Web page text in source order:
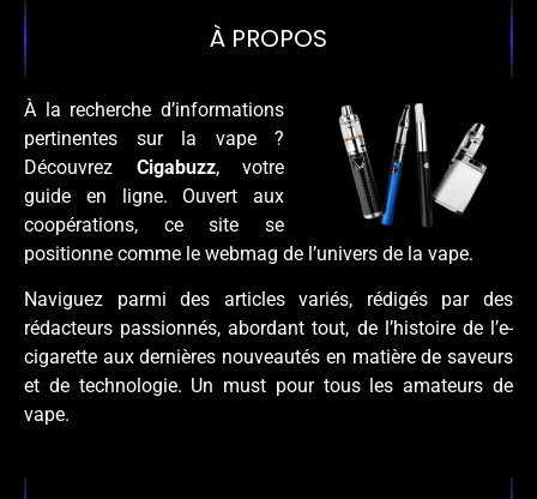
À PROPOS
À la recherche d’informations
pertinentes sur la vape ?
Découvrez Cigabuzz, votre
guide en ligne. Ouvert aux
coopérations, ce site se
positionne comme le webmag de l’univers de la vape.
Naviguez parmi des articles variés, rédigés par des
rédacteurs passionnés, abordant tout, de l’histoire de l’e-
cigarette aux dernières nouveautés en matière de saveurs
et de technologie. Un must pour tous les amateurs de
vape.